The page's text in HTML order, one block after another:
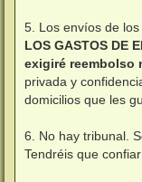
5. Los envíos de
LOS GASTOS DE
exigiré reembolso
privada y
domicilios que les
6. No hay tribunal.
Tendréis que